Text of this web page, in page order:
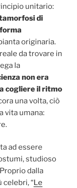
unitario:
di
originaria.
da trovare in
la
non era
cogliere il ritmo
una volta, ciò
vita umana:
ad essere
studioso
dalla
celebri, “Le